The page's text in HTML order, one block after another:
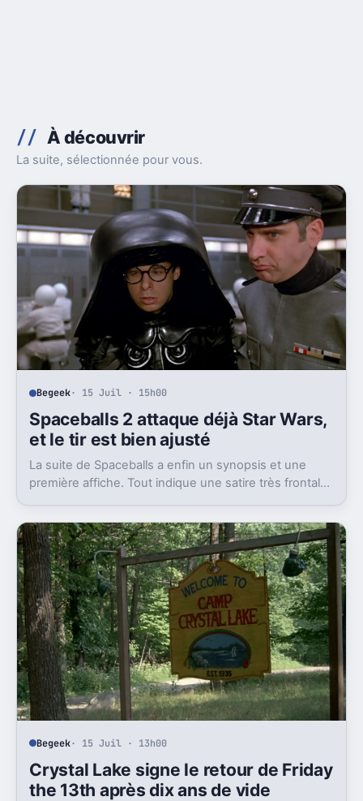
À découvrir
La suite, sélectionnée pour vous.
Begeek· 15 Juil · 15h00
Spaceballs 2 attaque déjà Star Wars,
et le tir est bien ajusté
La suite de Spaceballs a enfin un synopsis et une
première affiche. Tout indique une satire très frontale
Begeek· 15 Juil · 13h00
Crystal Lake signe le retour de Friday
the 13th après dix ans de vide